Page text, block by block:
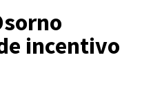
incentivo